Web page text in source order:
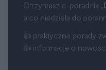
Otrzymasz e-poradnik „
a co niedziela do
👍 praktyczne porady
👍 informacje o